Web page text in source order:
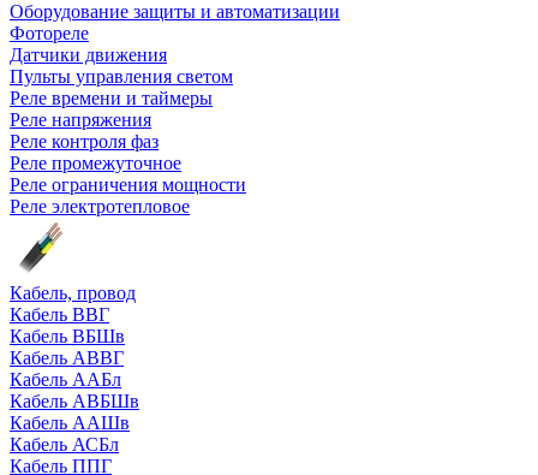
Оборудование защиты и автоматизации
Фотореле
Датчики движения
Пульты управления светом
Реле времени и таймеры
Реле напряжения
Реле контроля фаз
Реле промежуточное
Реле ограничения мощности
Реле электротепловое
Кабель, провод
Кабель ВВГ
Кабель ВБШв
Кабель АВВГ
Кабель ААБл
Кабель АВБШв
Кабель ААШв
Кабель АСБл
Кабель ППГ